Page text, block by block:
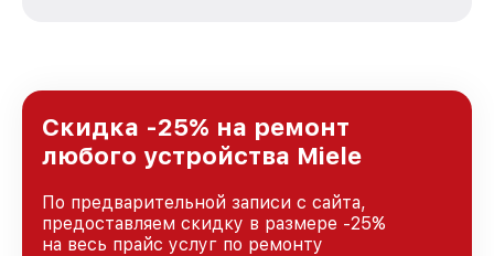
и лояльности наших клиентов.
Скидка -25% на ремонт
любого устройства Miele
По предварительной записи с сайта,
предоставляем скидку в размере -25%
на весь прайс услуг по ремонту